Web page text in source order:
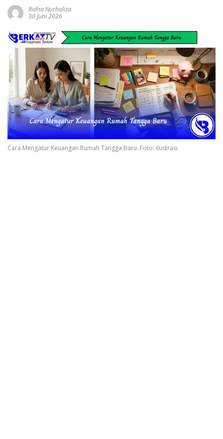
Ridha Nurhaliza
30 Juni 2026
Cara Mengatur Keuangan Rumah Tangga Baru. Foto: ilustrasi